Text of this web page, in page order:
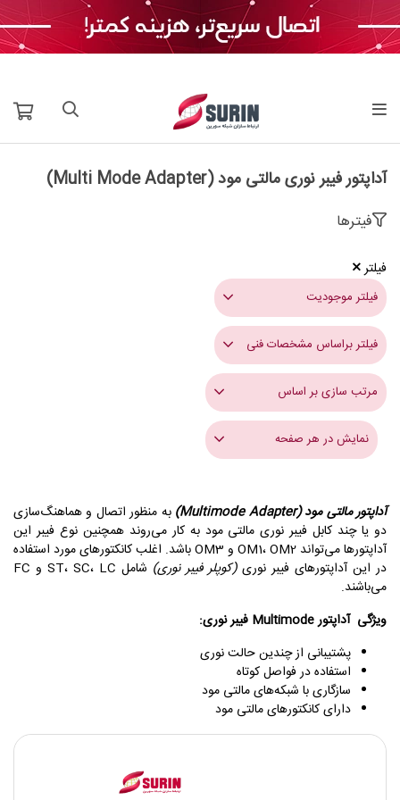
آداپتور فیبر نوری مالتی مود (Multi Mode Adapter)
فیترها
فیلتر
فیلتر موجودیت
فیلتر براساس مشخصات فنی
مرتب سازی بر اساس
نمایش در هر صفحه
آداپتور مالتی مود (Multimode Adapter)
به منظور اتصال و هماهنگ‌سازی
دو یا چند کابل فیبر نوری مالتی مود به کار می‌روند همچنین نوع فیبر این
آداپتورها می‌تواند OM1، OM2 و OM3 باشد. اغلب کانکتورهای مورد استفاده
در این آداپتورهای فیبر نوری(کوپلر فیبر نوری)
شامل ST، SC، LC و FC
می‌باشند.
ویژگی‌ آداپتور Multimode فیبر نوری:
پشتیبانی از چندین حالت نوری
استفاده در فواصل کوتاه
سازگاری با شبکه‌های مالتی مود
دارای کانکتورهای مالتی مود